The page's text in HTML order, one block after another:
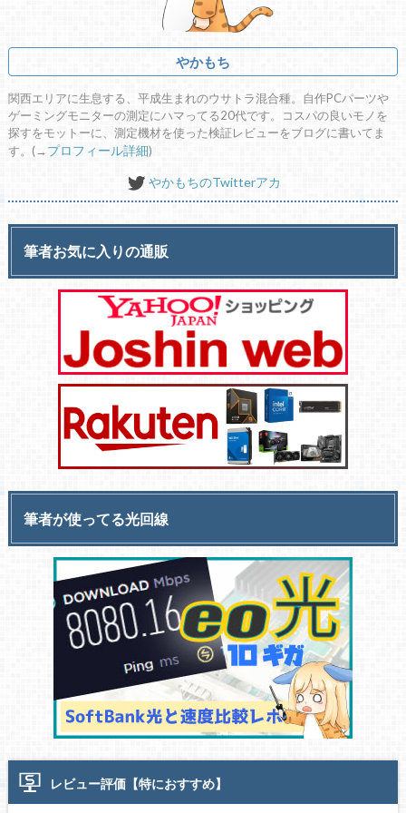
やかもち
関西エリアに生息する、平成生まれのウサトラ混合種。自作PCパーツや
ゲーミングモニターの測定にハマってる20代です。コスパの良いモノを
探すをモットーに、測定機材を使った検証レビューをブログに書いてま
す。(→プロフィール詳細)
やかもちのTwitterアカ
筆者お気に入りの通販
筆者が使ってる光回線
レビュー評価【特におすすめ】